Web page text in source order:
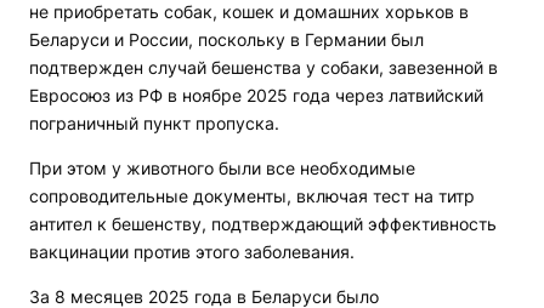
не приобретать собак, кошек и домашних хорьков в
Беларуси и России, поскольку в Германии был
подтвержден случай бешенства у собаки, завезенной в
Евросоюз из РФ в ноябре 2025 года через латвийский
пограничный пункт пропуска.
При этом у животного были все необходимые
сопроводительные документы, включая тест на титр
антител к бешенству, подтверждающий эффективность
вакцинации против этого заболевания.
За 8 месяцев 2025 года в Беларуси было